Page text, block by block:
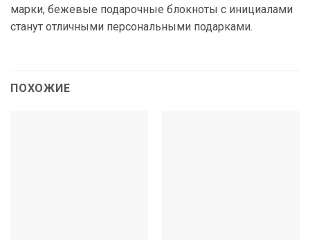
марки, бежевые подарочные блокноты с инициалами
станут отличными персональными подарками.
ПОХОЖИЕ